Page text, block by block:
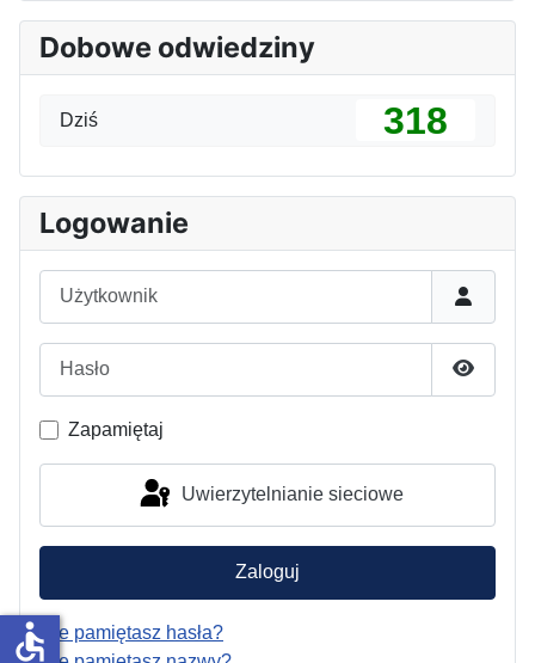
Dobowe odwiedziny
Dziś 318
Logowanie
Pokaż
Zapamiętaj
Uwierzytelnianie sieciowe
Zaloguj
Nie pamiętasz hasła?
accessible